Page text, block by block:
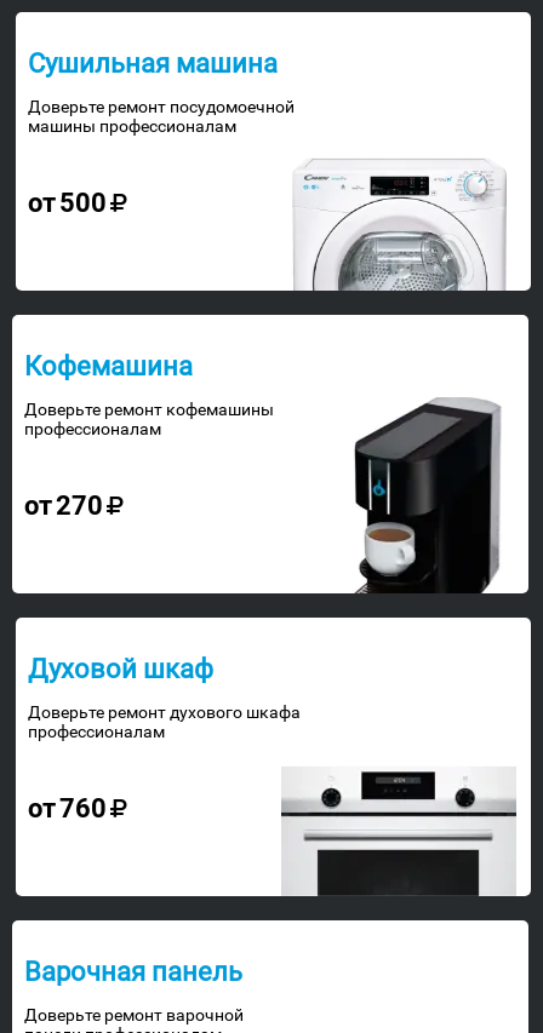
Сушильная машина
Доверьте ремонт посудомоечной
машины профессионалам
от500
Кофемашина
Доверьте ремонт кофемашины
профессионалам
от270
Духовой шкаф
Доверьте ремонт духового шкафа
профессионалам
от760
Варочная панель
Доверьте ремонт варочной